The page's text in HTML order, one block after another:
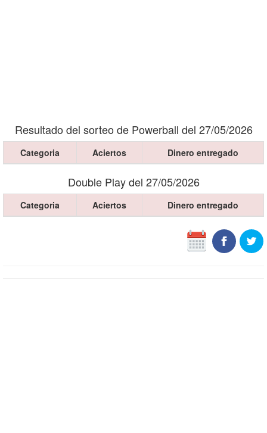
Resultado del sorteo de Powerball del 27/05/2026
Categoria Aciertos Dinero entregado
Double Play del 27/05/2026
Categoria Aciertos Dinero entregado